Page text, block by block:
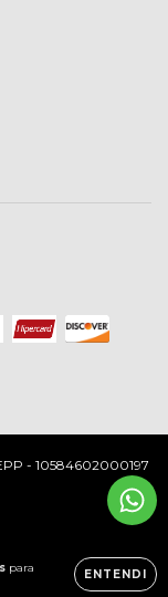
para
ENTENDI
- 10584602000197